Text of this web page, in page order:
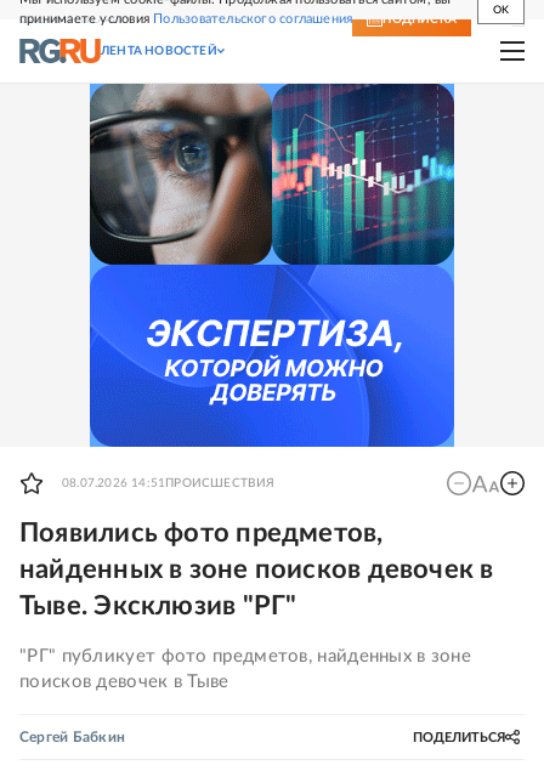
принимаете условия Пользовательского соглашения
OK
СВЕЖИЙ НОМЕР ПОДПИСКА
ЛЕНТА НОВОСТЕЙ
08.07.2026 14:51 ПРОИСШЕСТВИЯ
Появились фото предметов,
найденных в зоне поисков девочек в
Тыве. Эксклюзив "РГ"
"РГ" публикует фото предметов, найденных в зоне
поисков девочек в Тыве
Сергей Бабкин ПОДЕЛИТЬСЯ